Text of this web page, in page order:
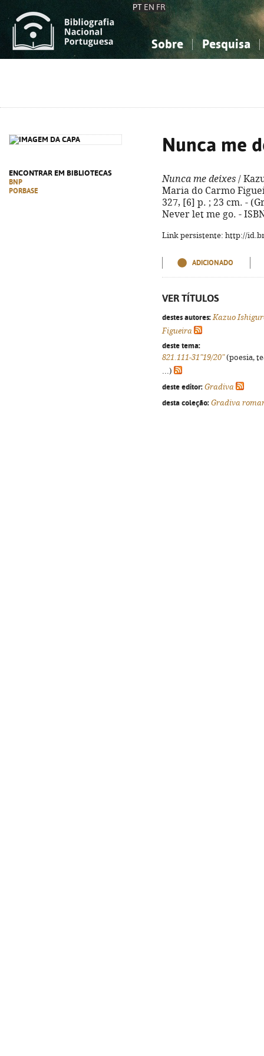
PT EN FR
Sobre Pesquisa
ENCONTRAR EM BIBLIOTECAS
BNP
PORBASE
Nunca me
Nunca me deixes /
Maria do Carmo
327, [6] p. ; 23 cm. -
Never let me go. -
Link persistente: http://
ADICIONADO
VER TÍTULOS
destes autores: Kazuo
Figueira
deste tema:
821.111-31"19/20"(poesia,
...)
deste editor: Gradiva
desta coleção: Gradiva